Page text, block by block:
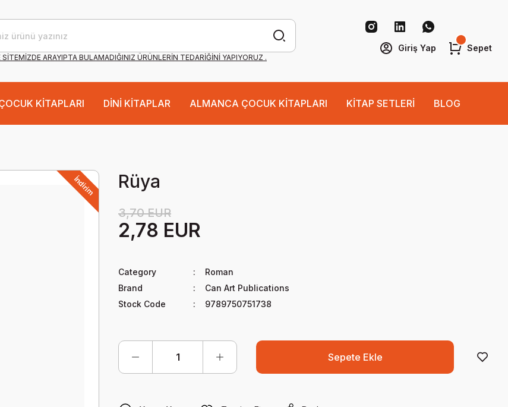
SİTEMİZDE ARAYIPTA BULAMADIĞINIZ ÜRÜNLERİN TEDARİĞİNİ YAPIYORUZ .
Giriş Yap Sepet
KİTAPLARI DİNİ KİTAPLAR ALMANCA ÇOCUK KİTAPLARI KİTAP SETLERİ BLOG
İndirim Rüya
3,70 EUR
2,78 EUR
Category
Roman
Brand
Can Art Publications
Stock Code
9789750751738
Sepete Ekle